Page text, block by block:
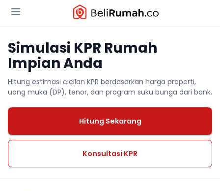
Simulasi KPR Rumah
Impian Anda
Hitung estimasi cicilan KPR berdasarkan harga properti,
uang muka (DP), tenor, dan program suku bunga dari bank.
Hitung Sekarang
Konsultasi KPR